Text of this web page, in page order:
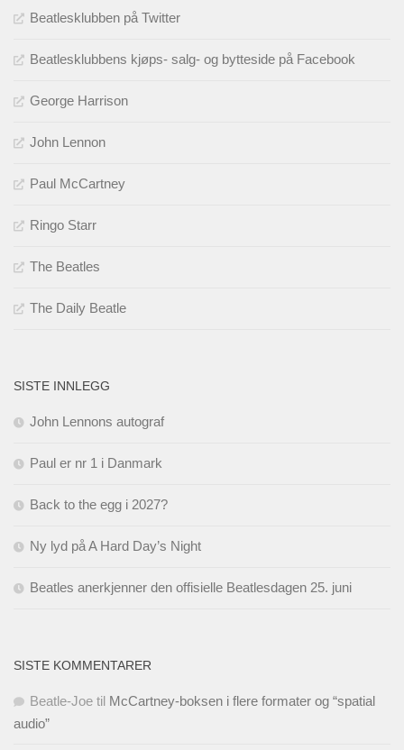
Beatlesklubben på Twitter
Beatlesklubbens kjøps- salg- og bytteside på Facebook
George Harrison
John Lennon
Paul McCartney
Ringo Starr
The Beatles
The Daily Beatle
SISTE INNLEGG
John Lennons autograf
Paul er nr 1 i Danmark
Back to the egg i 2027?
Ny lyd på A Hard Day’s Night
Beatles anerkjenner den offisielle Beatlesdagen 25. juni
SISTE KOMMENTARER
Beatle-Joe til McCartney-boksen i flere formater og “spatial
audio”